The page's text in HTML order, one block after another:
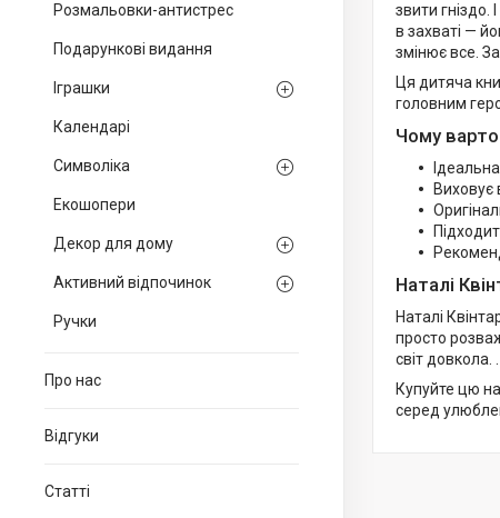
Розмальовки-антистрес
Подарункові видання
Іграшки
Календарі
Символіка
Екошопери
Декор для дому
Активний відпочинок
Ручки
Про нас
Відгуки
Статті
звити
в захваті —
змінює все.
Ця дитяча
головним
Чому
Виховує
Наталі
Наталі
просто
світ довкола. .
Купуйте цю
серед